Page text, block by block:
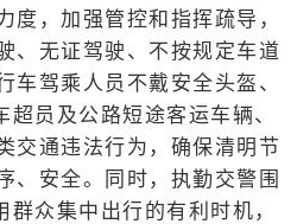
度，加强管控和指挥疏导，
、无证驾驶、不按规定车道
车驾乘人员不戴安全头盔、
超员及公路短途客运车辆、
交通违法行为，确保清明节
、安全。同时，执勤交警围
群众集中出行的有利时机，